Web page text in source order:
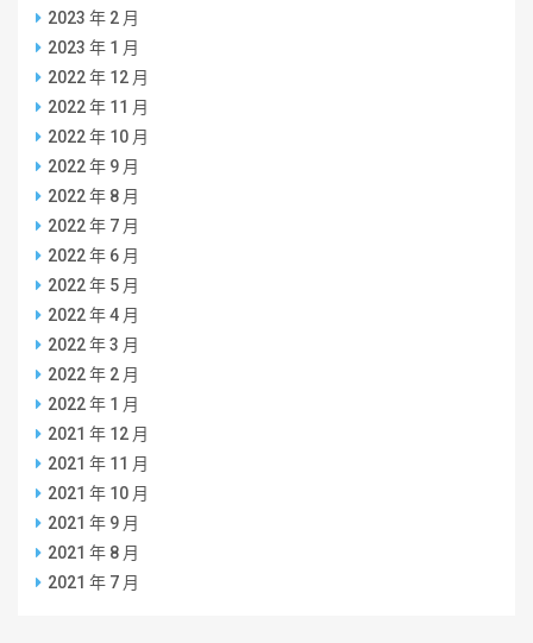
2023 年 2 月
2023 年 1 月
2022 年 12 月
2022 年 11 月
2022 年 10 月
2022 年 9 月
2022 年 8 月
2022 年 7 月
2022 年 6 月
2022 年 5 月
2022 年 4 月
2022 年 3 月
2022 年 2 月
2022 年 1 月
2021 年 12 月
2021 年 11 月
2021 年 10 月
2021 年 9 月
2021 年 8 月
2021 年 7 月